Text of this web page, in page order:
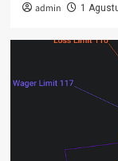
admin 1